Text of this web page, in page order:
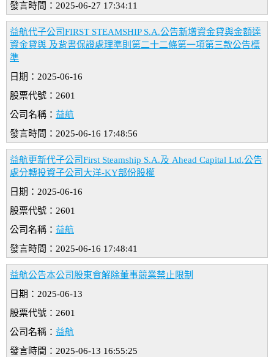
發言時間：2025-06-27 17:34:11
益航代子公司FIRST STEAMSHIP S.A.公告新增資金貸與金額達
資金貸與 及背書保證處理準則第二十二條第一項第三款公告標
準
日期：2025-06-16
股票代號：2601
公司名稱： 益航
發言時間：2025-06-16 17:48:56
益航更新代子公司First Steamship S.A.及 Ahead Capital Ltd.公告
處分轉投資子公司大洋-KY部份股權
日期：2025-06-16
股票代號：2601
公司名稱： 益航
發言時間：2025-06-16 17:48:41
益航公告本公司股東會解除董事競業禁止限制
日期：2025-06-13
股票代號：2601
公司名稱： 益航
發言時間：2025-06-13 16:55:25